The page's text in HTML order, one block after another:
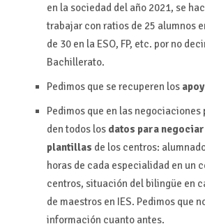
en la sociedad del año 2021, se
trabajar con ratios de 25 alumnos
de 30 en la ESO, FP, etc. por no
Bachillerato.
Pedimos que se recuperen los
Pedimos que en las
den todos los datos para
plantillas de los centros:
horas de cada especialidad en un
centros, situación del bilingüe en
de maestros en IES. Pedimos que
información cuanto antes.